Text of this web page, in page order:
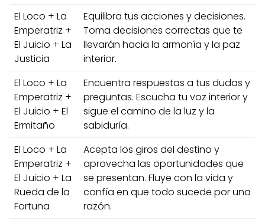
El Loco + La
Emperatriz +
El Juicio + La
Justicia
Equilibra tus acciones y decisiones.
Toma decisiones correctas que te
llevarán hacia la armonía y la paz
interior.
El Loco + La
Emperatriz +
El Juicio + El
Ermitaño
Encuentra respuestas a tus dudas y
preguntas. Escucha tu voz interior y
sigue el camino de la luz y la
sabiduría.
El Loco + La
Emperatriz +
El Juicio + La
Rueda de la
Fortuna
Acepta los giros del destino y
aprovecha las oportunidades que
se presentan. Fluye con la vida y
confía en que todo sucede por una
razón.